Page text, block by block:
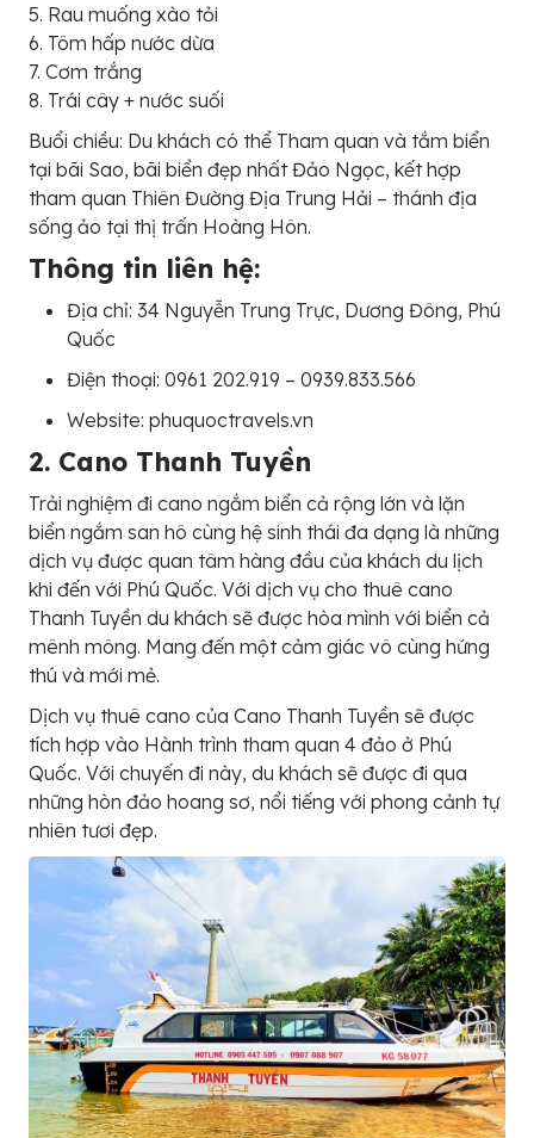
5. Rau muống xào tỏi
6. Tôm hấp nước dừa
7. Cơm trắng
8. Trái cây + nước suối
Buổi chiều: Du khách có thể Tham quan và tắm biển
tại bãi Sao, bãi biển đẹp nhất Đảo Ngọc, kết hợp
tham quan Thiên Đường Địa Trung Hải – thánh địa
sống ảo tại thị trấn Hoàng Hôn.
Thông tin liên hệ:
Địa chỉ: 34 Nguyễn Trung Trực, Dương Đông, Phú
Quốc
Điện thoại: 0961 202.919 – 0939.833.566
Website: phuquoctravels.vn
2. Cano Thanh Tuyền
Trải nghiệm đi cano ngắm biển cả rộng lớn và lặn
biển ngắm san hô cùng hệ sinh thái đa dạng là những
dịch vụ được quan tâm hàng đầu của khách du lịch
khi đến với Phú Quốc. Với dịch vụ cho thuê cano
Thanh Tuyền du khách sẽ được hòa mình với biển cả
mênh mông. Mang đến một cảm giác vô cùng hứng
thú và mới mẻ.
Dịch vụ thuê cano của Cano Thanh Tuyền sẽ được
tích hợp vào Hành trình tham quan 4 đảo ở Phú
Quốc. Với chuyến đi này, du khách sẽ được đi qua
những hòn đảo hoang sơ, nổi tiếng với phong cảnh tự
nhiên tươi đẹp.